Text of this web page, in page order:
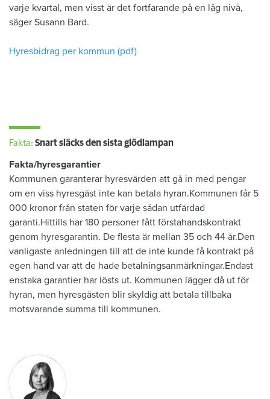
varje kvartal, men visst är det fortfarande på en låg nivå,
säger Susann Bard.
Hyresbidrag per kommun (pdf)
Fakta: Snart släcks den sista glödlampan
Fakta/hyresgarantier
Kommunen garanterar hyresvärden att gå in med pengar
om en viss hyresgäst inte kan betala hyran.Kommunen får 5
000 kronor från staten för varje sådan utfärdad
garanti.Hittills har 180 personer fått förstahandskontrakt
genom hyresgarantin. De flesta är mellan 35 och 44 år.Den
vanligaste anledningen till att de inte kunde få kontrakt på
egen hand var att de hade betalningsanmärkningar.Endast
enstaka garantier har lösts ut. Kommunen lägger då ut för
hyran, men hyresgästen blir skyldig att betala tillbaka
motsvarande summa till kommunen.